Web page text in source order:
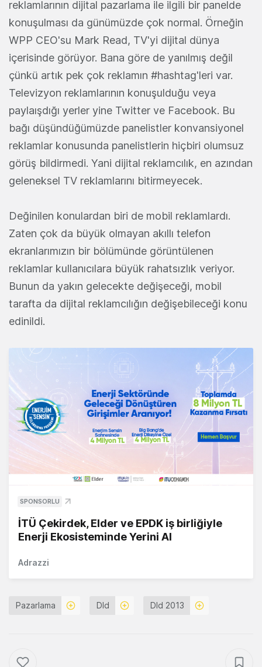
reklamlarının dijital pazarlama ile ilgili bir panelde
konuşulması da günümüzde çok normal. Örneğin
WPP CEO'su Mark Read, TV'yi dijital dünya
içerisinde görüyor. Bana göre de yanılmış değil
çünkü artık pek çok reklamın #hashtag'leri var.
Televizyon reklamlarının konuşulduğu veya
paylaışdığı yerler yine Twitter ve Facebook. Bu
bağı düşündüğümüzde panelistler konvansiyonel
reklamlar konusunda panelistlerin hiçbiri olumsuz
görüş bildirmedi. Yani dijital reklamcılık, en azından
geleneksel TV reklamlarını bitirmeyecek.
Değinilen konulardan biri de mobil reklamlardı.
Zaten çok da büyük olmayan akıllı telefon
ekranlarımızın bir bölümünde görüntülenen
reklamlar kullanıcılara büyük rahatsızlık veriyor.
Bunun da yakın gelecekte değişeceği, mobil
tarafta da dijital reklamcılığın değişebileceği konu
edinildi.
SPONSORLU
İTÜ Çekirdek, Elder ve EPDK iş birliğiyle
Enerji Ekosisteminde Yerini Al
Adrazzi
Pazarlama Dld Dld 2013